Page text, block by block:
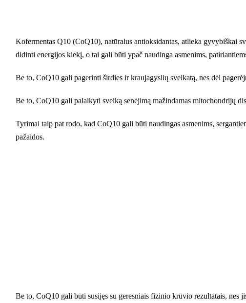
Kofermentas Q10 (CoQ10), natūralus antioksidantas, atlieka gyvybiškai
didinti energijos kiekį, o tai gali būti ypač naudinga asmenims,
Be to, CoQ10 gali pagerinti širdies ir kraujagyslių sveikatą, nes dėl
Be to, CoQ10 gali palaikyti sveiką senėjimą mažindamas mitochondrijų
Tyrimai taip pat rodo, kad CoQ10 gali būti naudingas asmenims,
pažaidos.
Be to, CoQ10 gali būti susijęs su geresniais fizinio krūvio rezultatais, nes